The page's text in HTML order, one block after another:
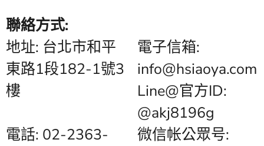
聯絡方式:
地址: 台北市和平
東路1段182-1號3
樓
電話: 02-2363-
電子信箱:
info@hsiaoya.com
Line@官方ID:
@akj8196g
微信帐公眾号: